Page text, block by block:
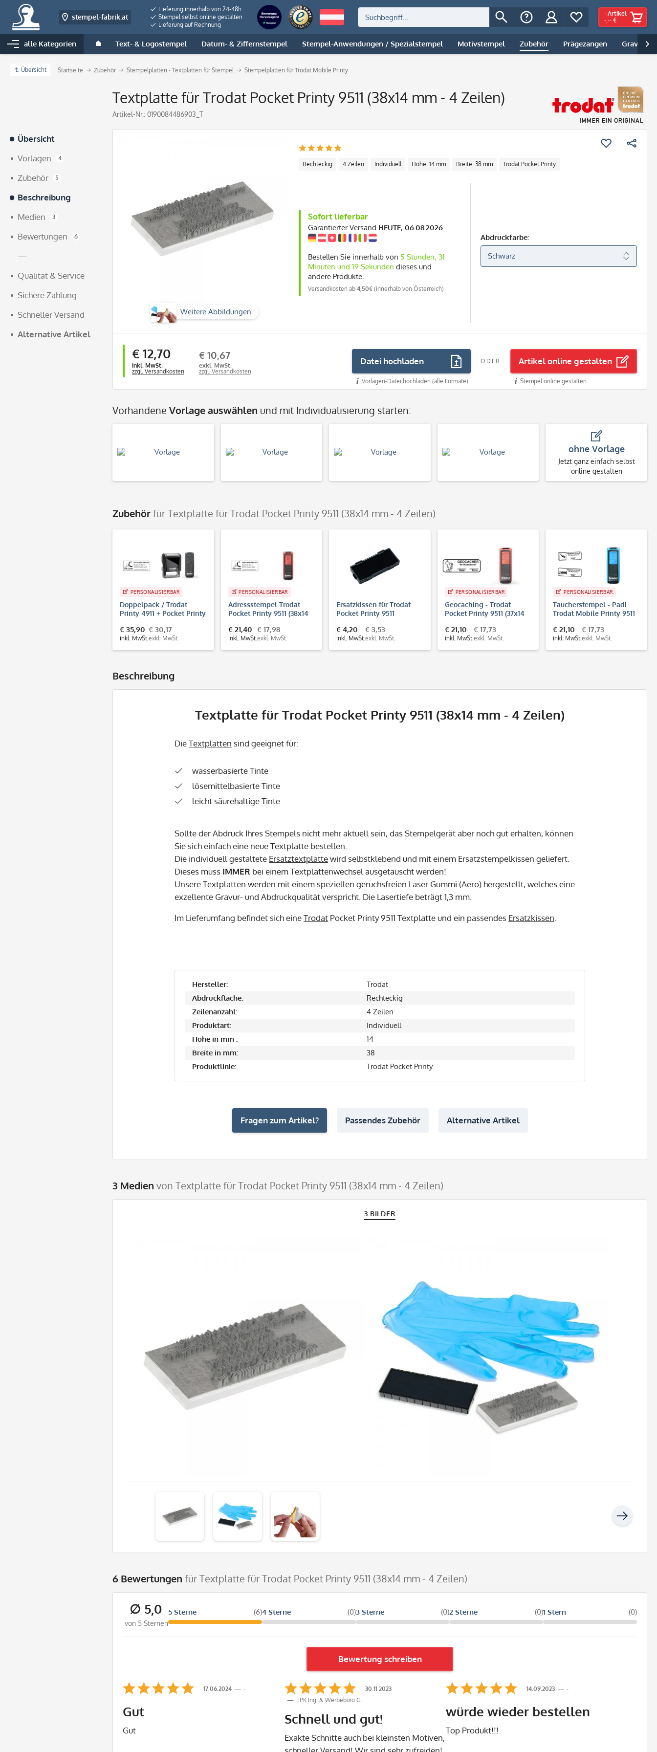
stempel-fabrik.at
Lieferung innerhalb von 24-48h
Stempel selbst online gestalten
Lieferung auf Rechnung
- Artikel
-,-- €
alle Kategorien Text- & Logostempel Datum- & Ziffernstempel Stempel-Anwendungen / Spezialstempel Motivstempel Zubehör Prägezangen Gravur |

Übersicht Startseite Zubehör Stempelplatten - Textplatten für Stempel Stempelplatten für Trodat Mobile Printy
Textplatte für Trodat Pocket Printy 9511 (38x14 mm - 4 Zeilen)
Artikel-Nr.: 0190084486903_T
Übersicht
Vorlagen
4
Zubehör 5
Beschreibung
Medien
3
Bewertungen 6
—
Qualität & Service
Sichere Zahlung
Schneller Versand
Alternative Artikel
Weitere Abbildungen
Rechteckig 4 Zeilen Individuell Höhe: 14 mm Breite: 38 mm Trodat Pocket Printy
Sofort lieferbar
Garantierter Versand HEUTE, 06.08.2026
Bestellen Sie innerhalb von 5 Stunden, 31
Minuten und 18 Sekunden dieses und
andere Produkte.
Versandkosten ab 4,50€ (innerhalb von Österreich)
Abdruckfarbe:
€ 12,70
inkl. MwSt.
zzgl. Versandkosten
€ 10,67
exkl. MwSt.
zzgl. Versandkosten
Datei hochladen
Vorlagen-Datei hochladen (alle Formate)
ODER Artikel online gestalten
Stempel online gestalten
Vorhandene Vorlage auswählen und mit Individualisierung starten:
ohne Vorlage
Jetzt ganz einfach selbst
online gestalten
Zubehörfür Textplatte für Trodat Pocket Printy 9511 (38x14 mm - 4 Zeilen)
PERSONALISIERBAR
Doppelpack / Trodat
Printy 4911 + Pocket Printy
€ 35,90
inkl. MwSt.
€ 30,17
exkl. MwSt.
PERSONALISIERBAR
Adressstempel Trodat
Pocket Printy 9511 (38x14
€ 21,40
inkl. MwSt.
€ 17,98
exkl. MwSt.
Ersatzkissen für Trodat
Pocket Printy 9511
€ 4,20
inkl. MwSt.
€ 3,53
exkl. MwSt.
PERSONALISIERBAR
Geocaching - Trodat
Pocket Printy 9511 (37x14
€ 21,10
inkl. MwSt.
€ 17,73
exkl. MwSt.
PERSONALISIERBAR
Taucherstempel - Padi
Trodat Mobile Printy 9511
€ 21,10
inkl. MwSt.
€ 17,73
exkl. MwSt.
Beschreibung
Textplatte für Trodat Pocket Printy 9511 (38x14 mm - 4 Zeilen)
DieTextplatten sind geeignet für:
wasserbasierte Tinte
lösemittelbasierte Tinte
leicht säurehaltige Tinte
Sollte der Abdruck Ihres Stempels nicht mehr aktuell sein, das Stempelgerät aber noch gut erhalten, können
Sie sich einfach eine neue Textplatte bestellen.
Die individuell gestaltete Ersatztextplattewird selbstklebend und mit einem Ersatzstempelkissen geliefert.
Dieses muss IMMER bei einem Textplattenwechsel ausgetauscht werden!
UnsereTextplatten werden mit einem speziellen geruchsfreien Laser Gummi (Aero) hergestellt, welches eine
exzellente Gravur- und Abdruckqualität verspricht. Die Lasertiefe beträgt 1,3 mm.
Im Lieferumfang befindet sich eineTrodat Pocket Printy 9511 Textplatte und ein passendes Ersatzkissen
Hersteller:
Trodat
Abdruckfläche:
Rechteckig
Zeilenanzahl:
4 Zeilen
Produktart:
Individuell
Höhe in mm :
14
Breite in mm:
38
Produktlinie:
Trodat Pocket Printy
Fragen zum Artikel? Passendes Zubehör Alternative Artikel
3 Medien von Textplatte für Trodat Pocket Printy 9511 (38x14 mm - 4 Zeilen)
3 BILDER
6 Bewertungen für Textplatte für Trodat Pocket Printy 9511 (38x14 mm - 4 Zeilen)
∅ 5,0
von 5 Sternen
5 Sterne (6)4 Sterne (0)3 Sterne (0)2 Sterne (0)1 Stern (0)
Bewertung schreiben
-
17.06.2024
Gut
Gut
EPK Ing. & Werbebüro G.
30.11.2023
Schnell und gut!
Exakte Schnitte auch bei kleinsten Motiven,
-
14.09.2023
würde wieder bestellen
Top Produkt!!!